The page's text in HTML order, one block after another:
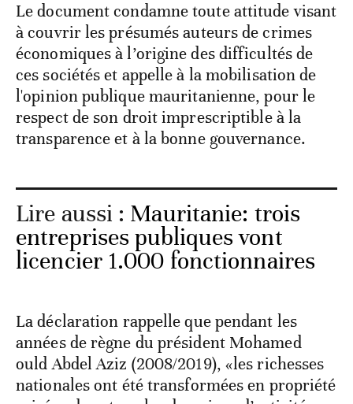
Le document condamne toute attitude visant
à couvrir les présumés auteurs de crimes
économiques à l’origine des difficultés de
ces sociétés et appelle à la mobilisation de
l'opinion publique mauritanienne, pour le
respect de son droit imprescriptible à la
transparence et à la bonne gouvernance.
Lire aussi : Mauritanie: trois
entreprises publiques vont
licencier 1.000 fonctionnaires
La déclaration rappelle que pendant les
années de règne du président Mohamed
ould Abdel Aziz (2008/2019), «les richesses
nationales ont été transformées en propriété